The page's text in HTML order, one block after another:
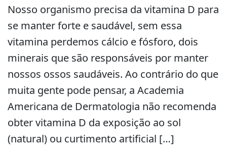
Nosso organismo precisa da vitamina D para
se manter forte e saudável, sem essa
vitamina perdemos cálcio e fósforo, dois
minerais que são responsáveis por manter
nossos ossos saudáveis. Ao contrário do que
muita gente pode pensar, a Academia
Americana de Dermatologia não recomenda
obter vitamina D da exposição ao sol
(natural) ou curtimento artificial […]